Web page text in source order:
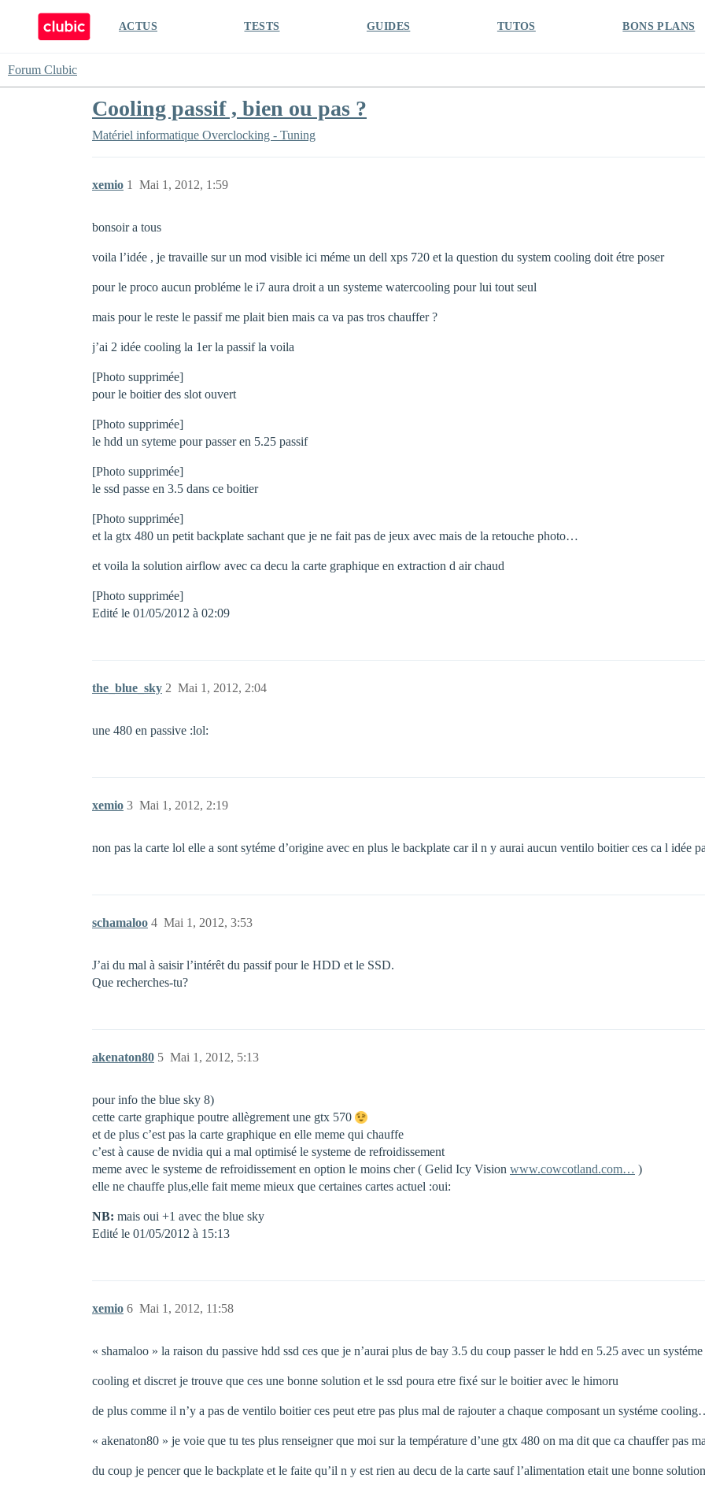
ACTUS TESTS GUIDES TUTOS BONS PLANS
Forum Clubic
Cooling passif , bien ou pas ?
Matériel informatique Overclocking - Tuning
xemio Mai 1, 2012, 1:59
1
bonsoir a tous
voila l’idée , je travaille sur un mod visible ici méme un dell xps 720 et la question du system cooling doit étre poser
pour le proco aucun probléme le i7 aura droit a un systeme watercooling pour lui tout seul
mais pour le reste le passif me plait bien mais ca va pas tros chauffer ?
j’ai 2 idée cooling la 1er la passif la voila
[Photo supprimée]
pour le boitier des slot ouvert
[Photo supprimée]
le hdd un syteme pour passer en 5.25 passif
[Photo supprimée]
le ssd passe en 3.5 dans ce boitier
[Photo supprimée]
et la gtx 480 un petit backplate sachant que je ne fait pas de jeux avec mais de la retouche photo…
et voila la solution airflow avec ca decu la carte graphique en extraction d air chaud
[Photo supprimée]
Edité le 01/05/2012 à 02:09
the_blue_sky Mai 1, 2012, 2:04
2
une 480 en passive :lol:
xemio Mai 1, 2012, 2:19
3
non pas la carte lol elle a sont sytéme d’origine avec en plus le backplate car il n y aurai aucun ventilo boitier ces ca l idée
schamaloo Mai 1, 2012, 3:53
4
J’ai du mal à saisir l’intérêt du passif pour le HDD et le SSD.
Que recherches-tu?
akenaton80 Mai 1, 2012, 5:13
5
pour info the blue sky 8)
cette carte graphique poutre allègrement une gtx 570
et de plus c’est pas la carte graphique en elle meme qui chauffe
c’est à cause de nvidia qui a mal optimisé le systeme de refroidissement
meme avec le systeme de refroidissement en option le moins cher ( Gelid Icy Vision www.cowcotland.com… )
elle ne chauffe plus,elle fait meme mieux que certaines cartes actuel :oui:
NB: mais oui +1 avec the blue sky
Edité le 01/05/2012 à 15:13
xemio Mai 1, 2012, 11:58
6
« shamaloo » la raison du passive hdd ssd ces que je n’aurai plus de bay 3.5 du coup passer le hdd en 5.25 avec un systéme
cooling et discret je trouve que ces une bonne solution et le ssd poura etre fixé sur le boitier avec le himoru
de plus comme il n’y a pas de ventilo boitier ces peut etre pas plus mal de rajouter a chaque composant un systéme
« akenaton80 » je voie que tu tes plus renseigner que moi sur la température d’une gtx 480 on ma dit que ca chauffer pas
du coup je pencer que le backplate et le faite qu’il n y est rien au decu de la carte sauf l’alimentation etait une bonne